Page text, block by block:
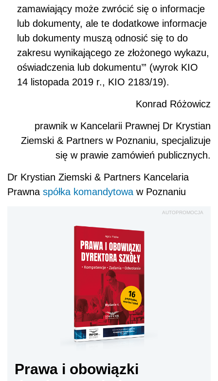
zamawiający może zwrócić się o informacje
lub dokumenty, ale te dodatkowe informacje
lub dokumenty muszą odnosić się to do
zakresu wynikającego ze złożonego wykazu,
oświadczenia lub dokumentu’” (wyrok KIO
14 listopada 2019 r., KIO 2183/19).
Konrad Różowicz
prawnik w Kancelarii Prawnej Dr Krystian
Ziemski & Partners w Poznaniu, specjalizuje
się w prawie zamówień publicznych.
Dr Krystian Ziemski & Partners Kancelaria
Prawna spółka komandytowa w Poznaniu
AUTOPROMOCJA
Prawa i obowiązki